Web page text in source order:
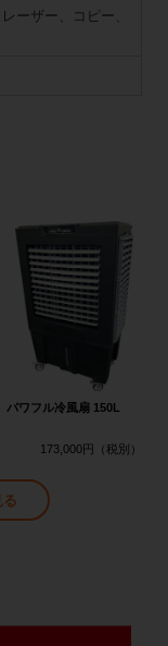
ーザー、コピー、
パワフル冷風扇 150L
173,000円